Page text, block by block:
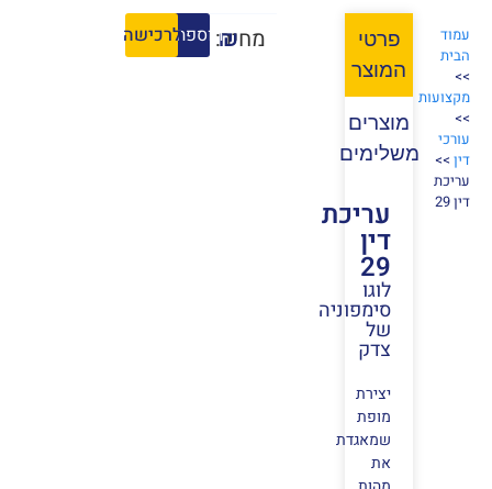
עמוד
הבית
>>
מקצועות
>>
עורכי
דין>>
עריכת
דין 29
פרטי
המוצר
מוצרים
משלימים
עריכת
דין
29
לוגו
סימפוניה
של
צדק
יצירת
מופת
שמאגדת
את
מחיר:
₪הוספה לסל
לרכישה